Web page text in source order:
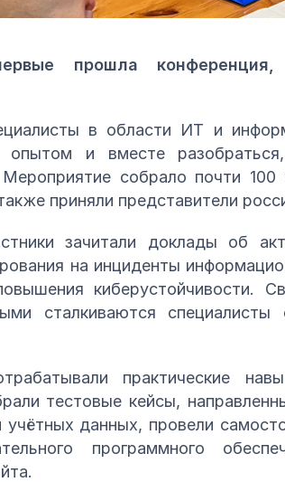
прошла конференция,
в области ИТ и
опытом и вместе
собрало почти
приняли представители
зачитали доклады об
на инциденты
киберустойчивости.
сталкиваются
практические
тестовые кейсы,
данных, провели
программного